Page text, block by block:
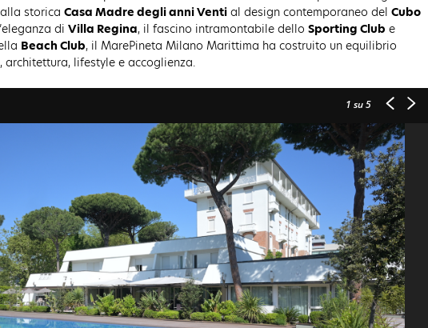
storica Casa Madre degli anni Venti al design contemporaneo del Cubo
di Villa Regina, il fascino intramontabile dello Sporting Club e
Beach Club, il MarePineta Milano Marittima ha costruito un equilibrio
lifestyle e accoglienza.
1 su 5